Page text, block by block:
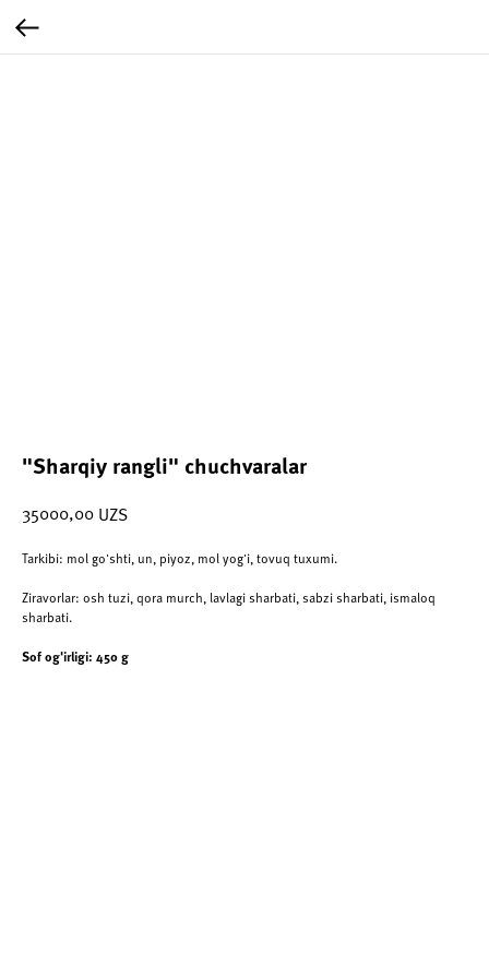
"Sharqiy rangli" chuchvaralar
35000,00 UZS
Tarkibi: mol go'shti, un, piyoz, mol yog'i, tovuq tuxumi.
Ziravorlar: osh tuzi, qora murch, lavlagi sharbati, sabzi sharbati, ismaloq
sharbati.
Sof og'irligi: 450 g